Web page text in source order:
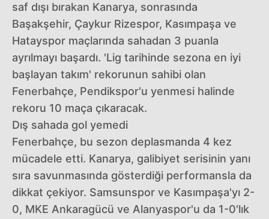
saf dışı bırakan Kanarya, sonrasında
Başakşehir, Çaykur Rizespor, Kasımpaşa ve
Hatayspor maçlarında sahadan 3 puanla
ayrılmayı başardı. 'Lig tarihinde sezona en iyi
başlayan takım' rekorunun sahibi olan
Fenerbahçe, Pendikspor'u yenmesi halinde
rekoru 10 maça çıkaracak.
Dış sahada gol yemedi
Fenerbahçe, bu sezon deplasmanda 4 kez
mücadele etti. Kanarya, galibiyet serisinin yanı
sıra savunmasında gösterdiği performansla da
dikkat çekiyor. Samsunspor ve Kasımpaşa'yı 2-
0, MKE Ankaragücü ve Alanyaspor'u da 1-0'lık